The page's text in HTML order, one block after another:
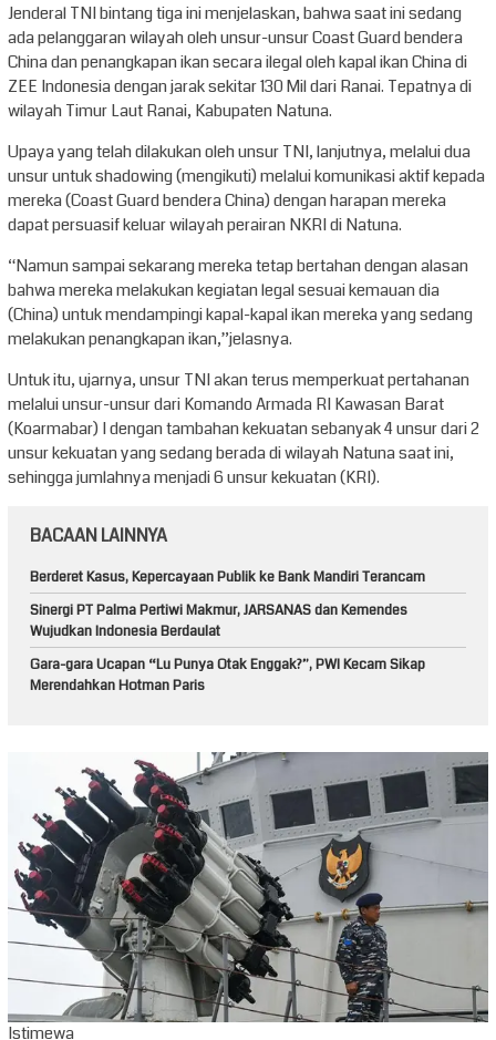
Jenderal TNI bintang tiga ini menjelaskan, bahwa saat ini sedang
ada pelanggaran wilayah oleh unsur-unsur Coast Guard bendera
China dan penangkapan ikan secara ilegal oleh kapal ikan China di
ZEE Indonesia dengan jarak sekitar 130 Mil dari Ranai. Tepatnya di
wilayah Timur Laut Ranai, Kabupaten Natuna.
Upaya yang telah dilakukan oleh unsur TNI, lanjutnya, melalui dua
unsur untuk shadowing (mengikuti) melalui komunikasi aktif kepada
mereka (Coast Guard bendera China) dengan harapan mereka
dapat persuasif keluar wilayah perairan NKRI di Natuna.
“Namun sampai sekarang mereka tetap bertahan dengan alasan
bahwa mereka melakukan kegiatan legal sesuai kemauan dia
(China) untuk mendampingi kapal-kapal ikan mereka yang sedang
melakukan penangkapan ikan,”jelasnya.
Untuk itu, ujarnya, unsur TNI akan terus memperkuat pertahanan
melalui unsur-unsur dari Komando Armada RI Kawasan Barat
(Koarmabar) I dengan tambahan kekuatan sebanyak 4 unsur dari 2
unsur kekuatan yang sedang berada di wilayah Natuna saat ini,
sehingga jumlahnya menjadi 6 unsur kekuatan (KRI).
BACAAN LAINNYA
Berderet Kasus, Kepercayaan Publik ke Bank Mandiri Terancam
Sinergi PT Palma Pertiwi Makmur, JARSANAS dan Kemendes
Wujudkan Indonesia Berdaulat
Gara-gara Ucapan “Lu Punya Otak Enggak?”, PWI Kecam Sikap
Merendahkan Hotman Paris
Istimewa